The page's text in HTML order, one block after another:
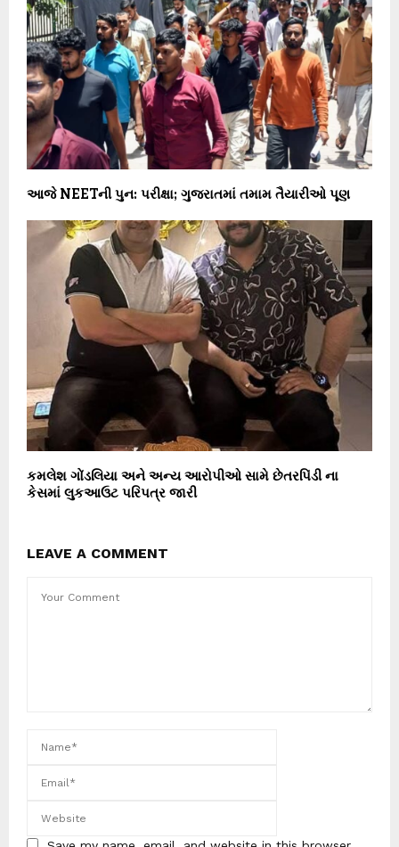
આજે NEETની પુન: પરીક્ષા; ગુજરાતમાં તમામ તૈયારીઓ પૂણ
કમલેશ ગોંડલિયા અને અન્ય આરોપીઓ સામે છેતરપિંડી ના
કેસમાં લુકઆઉટ પરિપત્ર જારી
LEAVE A COMMENT